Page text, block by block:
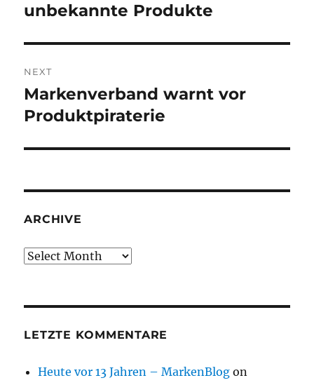
post:
unbekannte Produkte
NEXT
Next
post:
Markenverband warnt vor
Produktpiraterie
ARCHIVE
Archive
LETZTE KOMMENTARE
Heute vor 13 Jahren – MarkenBlog on